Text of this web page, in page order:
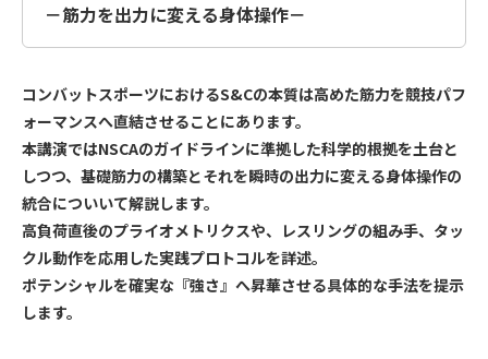
－筋力を出力に変える身体操作－
コンバットスポーツにおけるS&Cの本質は高めた筋力を競技パフ
ォーマンスへ直結させることにあります。
本講演ではNSCAのガイドラインに準拠した科学的根拠を土台と
しつつ、基礎筋力の構築とそれを瞬時の出力に変える身体操作の
統合についいて解説します。
高負荷直後のプライオメトリクスや、レスリングの組み手、タッ
クル動作を応用した実践プロトコルを詳述。
ポテンシャルを確実な『強さ』へ昇華させる具体的な手法を提示
します。